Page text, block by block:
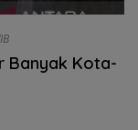
Banyak Kota-